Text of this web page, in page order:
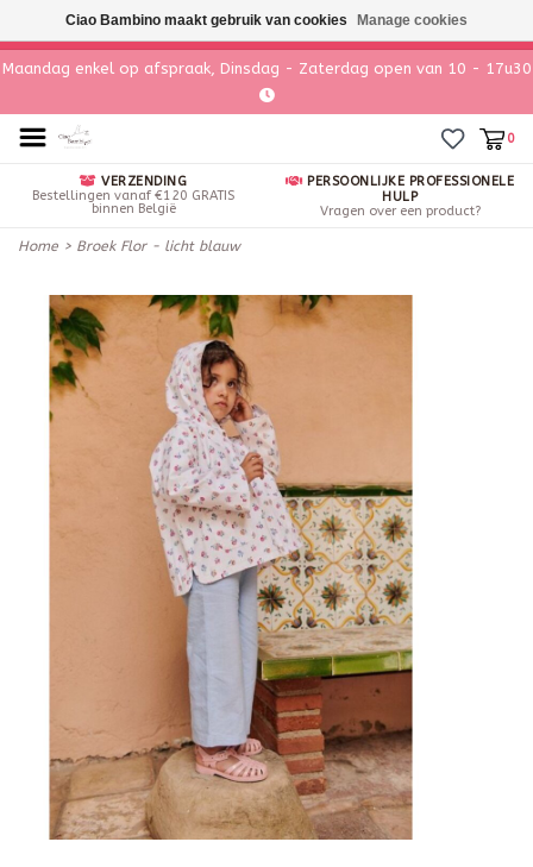
Maandag enkel op afspraak, Dinsdag - Zaterdag open van 10 - 17u30
0
VERZENDING
Bestellingen vanaf €120 GRATIS
binnen België
PERSOONLIJKE PROFESSIONELE
HULP
Vragen over een product?
Home > Broek Flor - licht blauw
Ciao Bambino maakt gebruik van cookies Manage cookies